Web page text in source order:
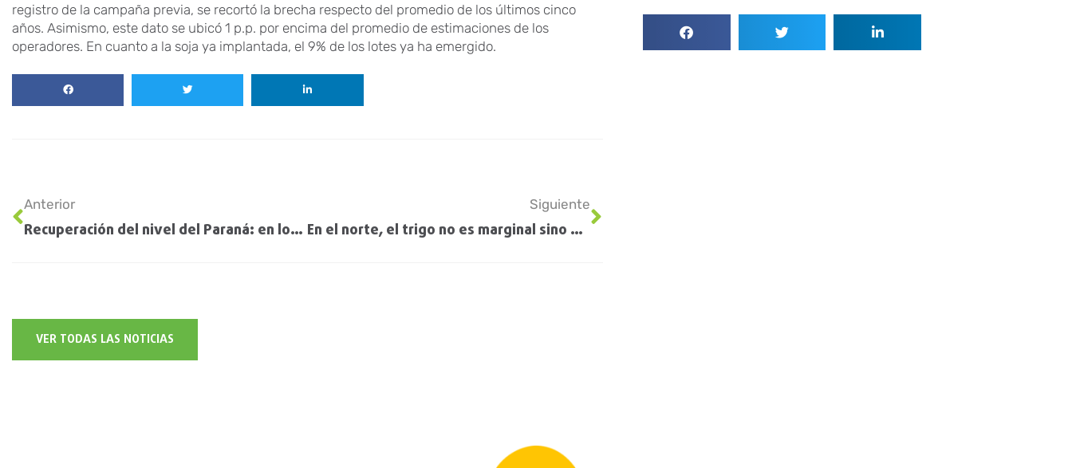
registro de la campaña previa, se recortó la brecha respecto del promedio de los últimos cinco
años. Asimismo, este dato se ubicó 1 p.p. por encima del promedio de estimaciones de los
operadores. En cuanto a la soja ya implantada, el 9% de los lotes ya ha emergido.
Anterior
Recuperación del nivel del Paraná: en los últimos 5 meses la situación generó pérdidas
Siguiente
En el norte, el trigo no es marginal sino que tiene otro potencial
VER TODAS LAS NOTICIAS